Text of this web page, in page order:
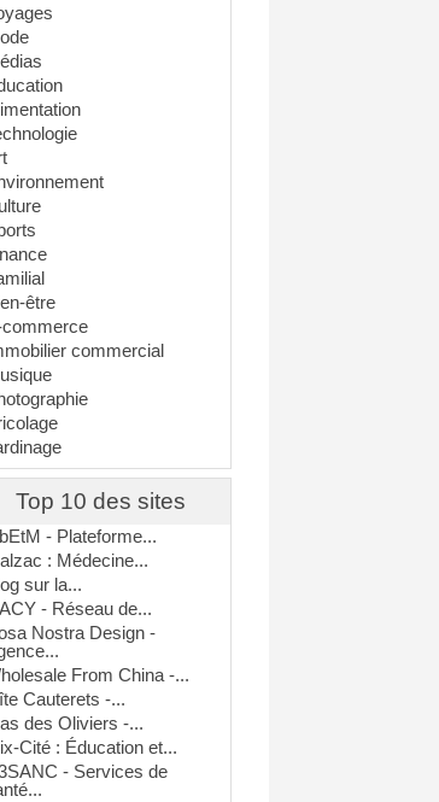
être
commerce
commercial
Top 10 des sites
- Plateforme...
: Médecine...
sur la...
- Réseau de...
Nostra Design -
From China -...
Cauterets -...
des Oliviers -...
Cité : Éducation et...
- Services de